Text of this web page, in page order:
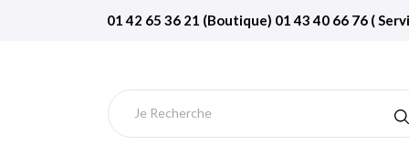
01 42 65 36 21 (Boutique) 01 43 40 66 76 (